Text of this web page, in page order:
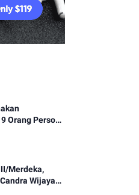
Orang Personil
Dan
Merdeka,
Wijaya